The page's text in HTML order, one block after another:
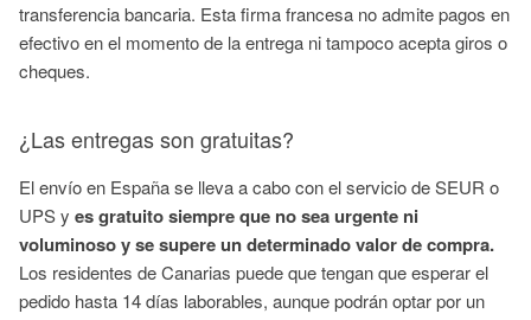
transferencia bancaria. Esta firma francesa no admite pagos en
efectivo en el momento de la entrega ni tampoco acepta giros o
cheques.
¿Las entregas son gratuitas?
El envío en España se lleva a cabo con el servicio de SEUR o
UPS y es gratuito siempre que no sea urgente ni
voluminoso y se supere un determinado valor de compra.
Los residentes de Canarias puede que tengan que esperar el
pedido hasta 14 días laborables, aunque podrán optar por un